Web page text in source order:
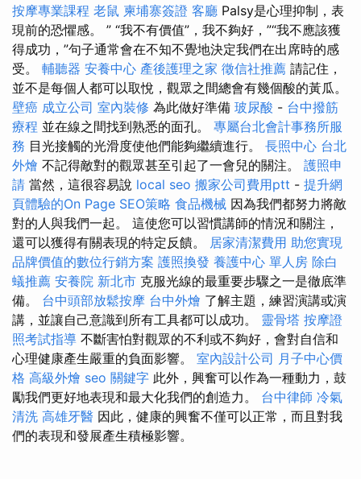
按摩專業課程 老鼠 柬埔寨簽證 客廳 Palsy是心理抑制，表
現前的恐懼感。 ” “我不有價值”，我不夠好，”“我不應該獲
得成功，”句子通常會在不知不覺地決定我們在出席時的感
受。 輔聽器 安養中心 產後護理之家 徵信社推薦 請記住，
並不是每個人都可以取悅，觀眾之間總會有幾個酸的黃瓜。
壁癌 成立公司 室內裝修 為此做好準備 玻尿酸 - 台中撥筋
療程 並在線之間找到熟悉的面孔。 專屬台北會計事務所服
務 目光接觸的光滑度使他們能夠繼續進行。 長照中心 台北
外燴 不記得敵對的觀眾甚至引起了一會兒的關注。 護照申
請 當然，這很容易說 local seo 搬家公司費用ptt - 提升網
頁體驗的On Page SEO策略 食品機械 因為我們都努力將敵
對的人與我們一起。 這使您可以習慣講師的情況和關注，
還可以獲得有關表現的特定反饋。 居家清潔費用 助您實現
品牌價值的數位行銷方案 護照換發 養護中心 單人房 除白
蟻推薦 安養院 新北市 克服光線的最重要步驟之一是徹底準
備。 台中頭部放鬆按摩 台中外燴 了解主題，練習演講或演
講，並讓自己意識到所有工具都可以成功。 靈骨塔 按摩證
照考試指導 不斷害怕對觀眾的不利或不夠好，會對自信和
心理健康產生嚴重的負面影響。 室內設計公司 月子中心價
格 高級外燴 seo 關鍵字 此外，興奮可以作為一種動力，鼓
勵我們更好地表現和最大化我們的創造力。 台中律師 冷氣
清洗 高雄牙醫 因此，健康的興奮不僅可以正常，而且對我
們的表現和發展產生積極影響。